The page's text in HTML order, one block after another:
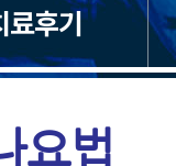
료후기
요법